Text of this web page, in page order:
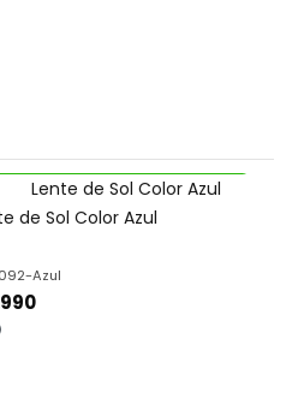
de Sol Color Azul
Azul